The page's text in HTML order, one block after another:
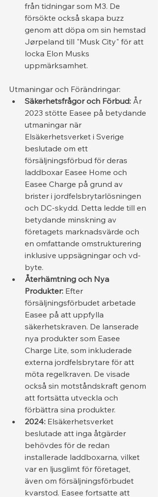
från tidningar som M3. De
försökte också skapa buzz
genom att döpa om sin hemstad
Jørpeland till "Musk City" för att
locka Elon Musks
uppmärksamhet.
Utmaningar och Förändringar:
Säkerhetsfrågor och Förbud: År
2023 stötte Easee på betydande
utmaningar när
Elsäkerhetsverket i Sverige
beslutade om ett
försäljningsförbud för deras
laddboxar Easee Home och
Easee Charge på grund av
brister i jordfelsbrytarlösningen
och DC-skydd. Detta ledde till en
betydande minskning av
företagets marknadsvärde och
en omfattande omstrukturering
inklusive uppsägningar och vd-
byte.
Återhämtning och Nya
Produkter: Efter
försäljningsförbudet arbetade
Easee på att uppfylla
säkerhetskraven. De lanserade
nya produkter som Easee
Charge Lite, som inkluderade
externa jordfelsbrytare för att
möta regelkraven. De visade
också sin motståndskraft genom
att fortsätta utveckla och
förbättra sina produkter.
2024: Elsäkerhetsverket
beslutade att inga åtgärder
behövdes för de redan
installerade laddboxarna, vilket
var en ljusglimt för företaget,
även om försäljningsförbudet
kvarstod. Easee fortsatte att